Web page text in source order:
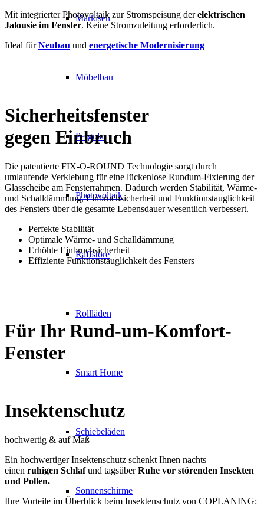
Markisen
Möbelbau
Pergola
Photovoltaik
Raffstore
Rollläden
Smart Home
Schiebeläden
Sonnenschirme
Mit integrierter Photovoltaik zur Stromspeisung derelektrischen
Jalousie im Fenster. Keine Stromzuleitung erforderlich.
Ideal fürNeubau und energetische Modernisierung
Sicherheitsfenster
gegen Einbruch
Die patentierte FIX-O-ROUND Technologie sorgt durch
umlaufende Verklebung für eine lückenlose Rundum-Fixierung der
Glasscheibe am Fensterrahmen. Dadurch werden Stabilität, Wärme-
und Schalldämmung, Einbruchsicherheit und Funktionstauglichkeit
des Fensters über die gesamte Lebensdauer wesentlich verbessert.
Perfekte Stabilität
Optimale Wärme- und Schalldämmung
Erhöhte Einbruchsicherheit
Effiziente Funktionstauglichkeit des Fensters
Für IhrRund-um-Komfort-
Fenster
Insektenschutz
hochwertig & auf Maß
Ein hochwertiger Insektenschutz schenkt Ihnen nachts
einen ruhigen Schlafund tagsüberRuhe vor störenden Insekten
und Pollen.
Ihre Vorteile im Überblick beim Insektenschutz von COPLANING: